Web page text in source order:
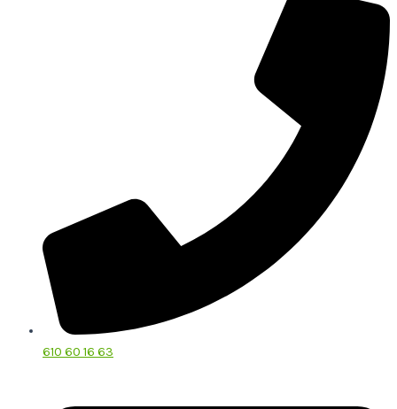
610 60 16 63